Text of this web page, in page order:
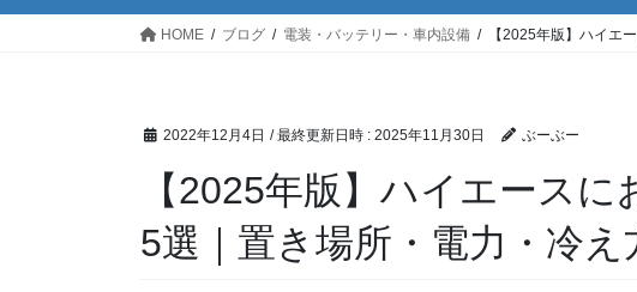
HOME ブログ 電装・バッテリー・車内設備 【2025年版】ハイエ
2022年12月4日 / 最終更新日時 : 2025年11月30日 ぶーぶー
【2025年版】ハイエース
5選｜置き場所・電力・冷